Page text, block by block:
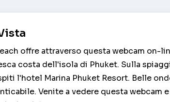
offre attraverso questa webcam on-
costa dell'isola di Phuket. Sulla
l'hotel Marina Phuket Resort. Belle
Venite a vedere questa webcam